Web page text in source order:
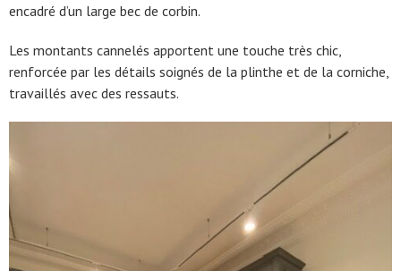
encadré d’un large bec de corbin.
Les montants cannelés apportent une touche très chic,
renforcée par les détails soignés de la plinthe et de la corniche,
travaillés avec des ressauts.